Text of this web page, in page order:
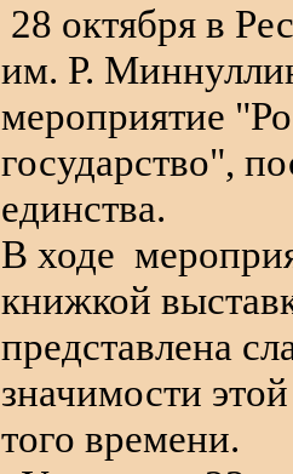
28 октября в
им. Р.
мероприятие
государство",
единства.
В ходе
книжкой
представлена
значимости
того времени.